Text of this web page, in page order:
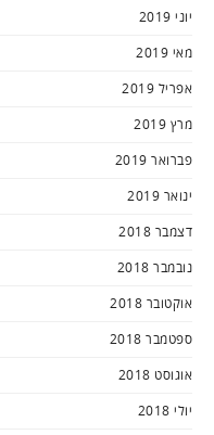
יוני 2019
מאי 2019
אפריל 2019
מרץ 2019
פברואר 2019
ינואר 2019
דצמבר 2018
נובמבר 2018
אוקטובר 2018
ספטמבר 2018
אוגוסט 2018
יולי 2018